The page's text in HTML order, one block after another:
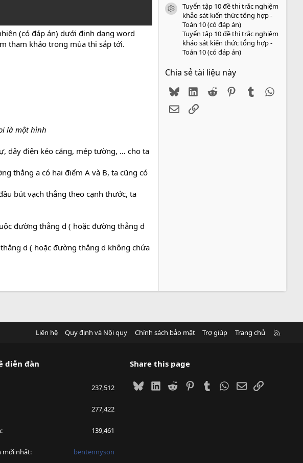
(có đáp án) dưới định dạng word
tham khảo trong mùa thi sắp tới.
là một hình
dây điện kéo căng, mép tường, … cho ta
thẳng a có hai điểm A và B, ta cũng có
bút vạch thẳng theo cạnh thước, ta
đường thẳng d ( hoặc đường thẳng d
d ( hoặc đường thẳng d không chứa
icon tài liệu
Tuyển tập 10 đề thi trắc nghiệm
khảo sát kiến thức tổng hợp -
Toán 10 (có đáp án)
Tuyển tập 10 đề thi trắc nghiệm
khảo sát kiến thức tổng hợp -
Toán 10 (có đáp án)
Chia sẻ tài liệu này
BlueskyLinkedIn
Reddit PinterestTumblr
EmailLink
Liên hệ Quy định và Nội quy Chính sách bảo mật Trợ giúp Trang chủ
diễn đàn
237,512
277,422
139,461
mới nhất bentennyson
Share this page
BlueskyLinkedIn
Reddit PinterestTumblrWhatsApp
EmailLink